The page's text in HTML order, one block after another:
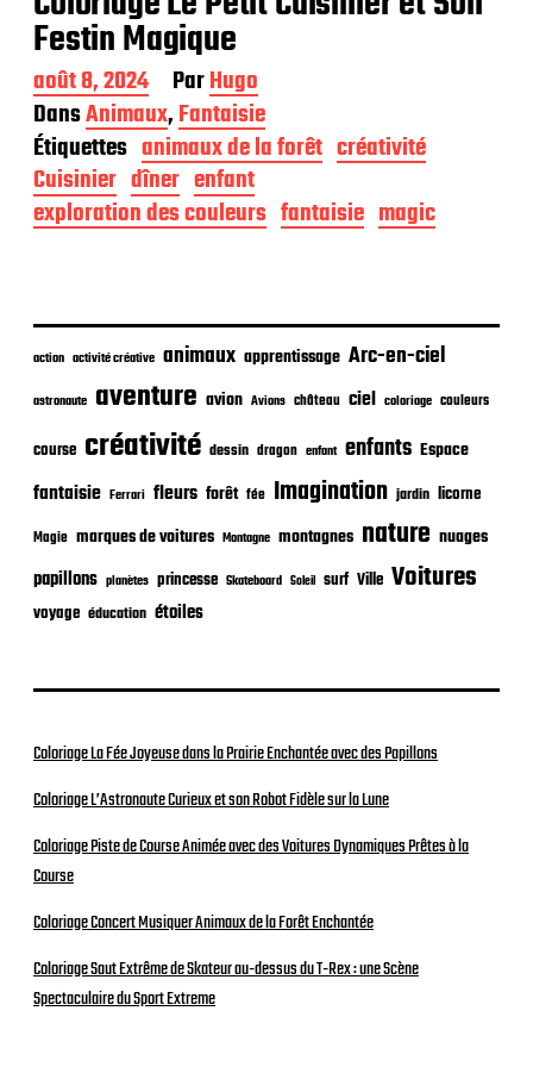
Festin Magique
D
a
t
e
d
e
p
i
a
t
i
o
n
août 8, 2024 ParHugo
DansAnimaux,Fantaisie
Étiquettes animaux de la forêt créativité
Cuisinier dîner enfant
exploration des couleurs fantaisie magic
action activité créative animaux apprentissage Arc-en-ciel
astronaute aventure avion Avions château ciel coloriage couleurs
course créativité dessin dragon enfant enfants Espace
fantaisie Ferrari fleurs forêt fée Imagination jardin licorne
Magie marques de voitures Montagne montagnes nature nuages
papillons planètes princesse Skateboard Soleil surf Ville Voitures
voyage éducation étoiles
Coloriage La Fée Joyeuse dans la Prairie Enchantée avec des Papillons
Coloriage L’Astronaute Curieux et son Robot Fidèle sur la Lune
Coloriage Piste de Course Animée avec des Voitures Dynamiques Prêtes à la
Course
Coloriage Concert Musiquer Animaux de la Forêt Enchantée
Coloriage Saut Extrême de Skateur au-dessus du T-Rex : une Scène
Spectaculaire du Sport Extreme